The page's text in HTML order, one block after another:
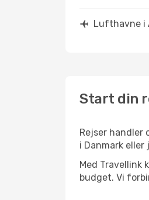
Lufthavne i
Start din
Rejser handler
i Danmark
Med Travellink
budget. Vi